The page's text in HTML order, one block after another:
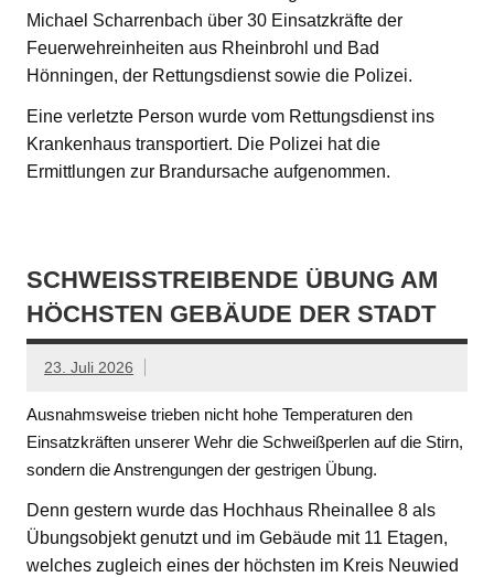
Michael Scharrenbach über 30 Einsatzkräfte der
Feuerwehreinheiten aus Rheinbrohl und Bad
Hönningen, der Rettungsdienst sowie die Polizei.
Eine verletzte Person wurde vom Rettungsdienst ins
Krankenhaus transportiert. Die Polizei hat die
Ermittlungen zur Brandursache aufgenommen.
SCHWEISSTREIBENDE ÜBUNG AM H
ÖCHSTEN GEBÄUDE DER STADT
23. Juli 2026
Ausnahmsweise trieben nicht hohe Temperaturen den
Einsatzkräften unserer Wehr die Schweißperlen auf die Stirn,
sondern die Anstrengungen der gestrigen Übung.
Denn gestern wurde das Hochhaus Rheinallee 8 als
Übungsobjekt genutzt und im Gebäude mit 11 Etagen,
welches zugleich eines der höchsten im Kreis Neuwied